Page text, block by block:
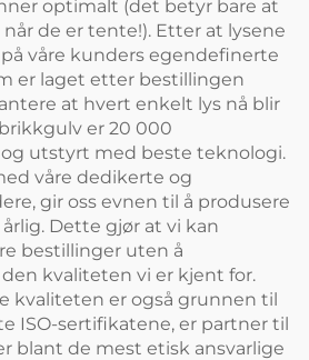
optimalt (det betyr bare at
de er tente!). Etter at lysene
våre kunders egendefinerte
er laget etter bestillingen
at hvert enkelt lys nå blir
er 20 000
utstyrt med beste teknologi.
våre dedikerte og
gir oss evnen til å produsere
Dette gjør at vi kan
bestillinger uten å
kvaliteten vi er kjent for.
kvaliteten er også grunnen til
ISO-sertifikatene, er partner til
blant de mest etisk ansvarlige